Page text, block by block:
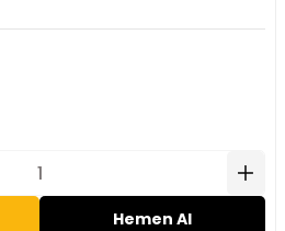
Hemen Al